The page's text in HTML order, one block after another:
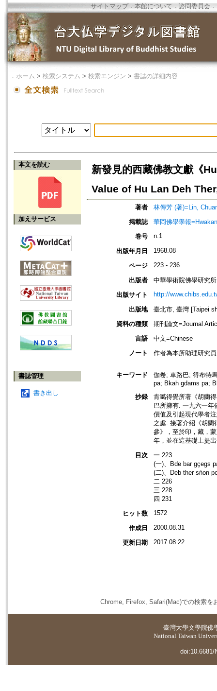
サイトマップ．本館について ． 諮問委員会 ．
． ホーム > 検索システム > 検索エンジン > 書誌の詳細内容
本文を読む
加えサービス
書誌管理
書き出し
新發見的西藏佛教文獻《
Value of Hu Lan Deh
著者
林傳芳 (著)=Lin,
掲載誌
華岡佛學學報
巻号
n.1
出版年月日 1968.08
ページ 223 - 236
出版者
中華學術院佛學研究所
出版サイト
http://
出版地
臺北市, 臺灣 [Taipei
資料の種類
期刊論文=Journal
言語
中文=Chinese
ノート
作者為本所助理研究
キーワード
伽卷; 車路巴; 得布特
pa; Bkah gdams pa;
抄録
肯噶得覺所著《胡蘭
巴所擁有. 一九六一年
價值及引起現代學者
之處. 接著介紹《胡蘭
參》，至於印，藏，
年，並在這基礎上提
目次
一 223
(一)、Bde bar gçegs
(二)、Deb ther sṅon
二 226
三 228
四 231
ヒット数
1572
作成日 2000.08.31
更新日期 2017.08.22
Chrome, Firefox, Safari(Mac)での検索を
臺灣大學文學院佛
National Taiwan
doi:10.6681/